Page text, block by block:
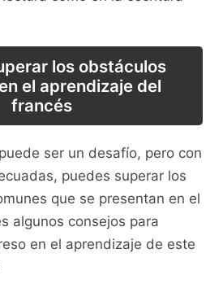
los obstáculos
el aprendizaje del
francés
ser un desafío, pero con
puedes superar los⁤
que se presentan⁢ en el
algunos consejos para
en‌ el ⁣aprendizaje de este